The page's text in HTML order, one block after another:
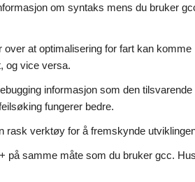
om syntaks mens du bruker
at optimalisering for fart kan komme
og vice versa.
informasjon som den tilsvarende
fungerer bedre.
rask verktøy for å fremskynde
på samme måte som du bruker gcc.